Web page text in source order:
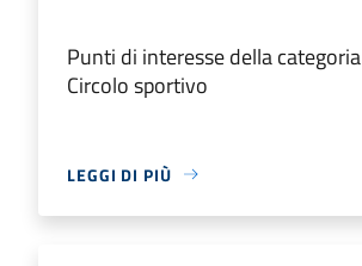
Punti di interesse della categoria
Circolo sportivo
LEGGI DI PIÙ